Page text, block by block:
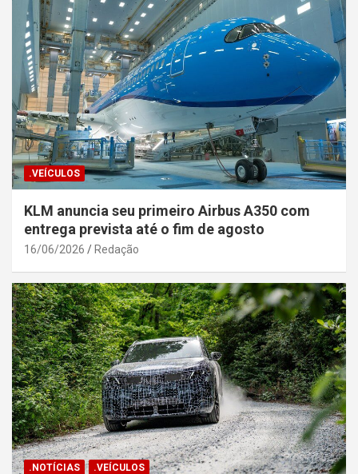
.VEÍCULOS
KLM anuncia seu primeiro Airbus A350 com
entrega prevista até o fim de agosto
16/06/2026 Redação
.NOTÍCIAS .VEÍCULOS